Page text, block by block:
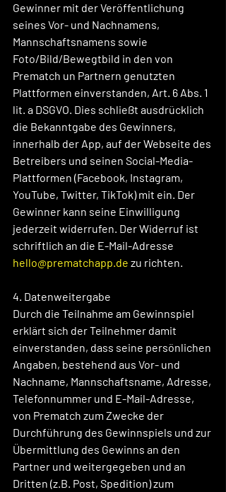
Gewinner mit der Veröffentlichung
seines Vor- und Nachnamens,
Mannschaftsnamens sowie
Foto/Bild/Bewegtbild in den von
Prematch un Partnern genutzten
Plattformen einverstanden, Art. 6 Abs. 1
lit. a DSGVO. Dies schließt ausdrücklich
die Bekanntgabe des Gewinners,
innerhalb der App, auf der Webseite des
Betreibers und seinen Social-Media-
Plattformen (Facebook, Instagram,
YouTube, Twitter, TikTok) mit ein. Der
Gewinner kann seine Einwilligung
jederzeit widerrufen. Der Widerruf ist
schriftlich an die E-Mail-Adresse
hello@prematchapp.de zu richten.
4. Datenweitergabe
Durch die Teilnahme am Gewinnspiel
erklärt sich der Teilnehmer damit
einverstanden, dass seine persönlichen
Angaben, bestehend aus Vor- und
Nachname, Mannschaftsname, Adresse,
Telefonnummer und E-Mail-Adresse,
von Prematch zum Zwecke der
Durchführung des Gewinnspiels und zur
Übermittlung des Gewinns an den
Partner und weitergegeben und an
Dritten (z.B. Post, Spedition) zum